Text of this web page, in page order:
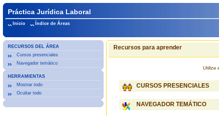
Práctica Jurídica Laboral
Inicio Índice de Áreas
RECURSOS DEL ÁREA
Cursos presenciales
Navegador temático
HERRAMIENTAS
Mostrar todo
Ocultar todo
Recursos para aprender
Utiliza
CURSOS PRESENCIALES
NAVEGADOR TEMÁTICO